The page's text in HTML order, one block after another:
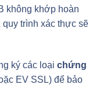
không khớp hoàn
trình xác thực sẽ
ký các loại chứng
EV SSL) để bảo